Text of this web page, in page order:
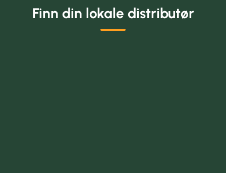
Finn din lokale distributør